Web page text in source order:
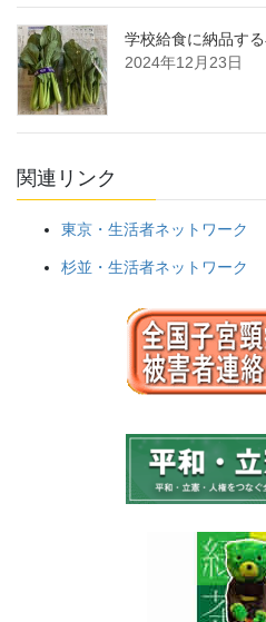
学校給食に納品す
2024年12月23日
関連リンク
東京・生活者ネットワーク
杉並・生活者ネットワーク